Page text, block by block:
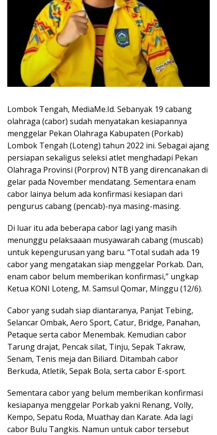
Lombok Tengah, MediaMe.Id. Sebanyak 19 cabang
olahraga (cabor) sudah menyatakan kesiapannya
menggelar Pekan Olahraga Kabupaten (Porkab)
Lombok Tengah (Loteng) tahun 2022 ini. Sebagai ajang
persiapan sekaligus seleksi atlet menghadapi Pekan
Olahraga Provinsi (Porprov) NTB yang direncanakan di
gelar pada November mendatang. Sementara enam
cabor lainya belum ada konfirmasi kesiapan dari
pengurus cabang (pencab)-nya masing-masing.
Di luar itu ada beberapa cabor lagi yang masih
menunggu pelaksaaan musyawarah cabang (muscab)
untuk kepengurusan yang baru. “Total sudah ada 19
cabor yang mengatakan siap menggelar Porkab. Dan,
enam cabor belum memberikan konfirmasi,” ungkap
Ketua KONI Loteng, M. Samsul Qomar, Minggu (12/6).
Cabor yang sudah siap diantaranya, Panjat Tebing,
Selancar Ombak, Aero Sport, Catur, Bridge, Panahan,
Petaque serta cabor Menembak. Kemudian cabor
Tarung drajat, Pencak silat, Tinju, Sepak Takraw,
Senam, Tenis meja dan Biliard. Ditambah cabor
Berkuda, Atletik, Sepak Bola, serta cabor E-sport.
Sementara cabor yang belum memberikan konfirmasi
kesiapanya menggelar Porkab yakni Renang, Volly,
Kempo, Sepatu Roda, Muathay dan Karate. Ada lagi
cabor Bulu Tangkis. Namun untuk cabor tersebut